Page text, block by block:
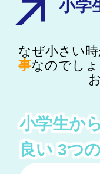
小学
なぜ小さい
事なのでし
小学生か
良い3つ